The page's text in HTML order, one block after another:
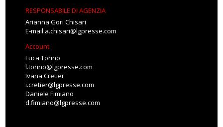
RESPONSABILE DI AGENZIA
Arianna Gori Chisari
E-mail a.chisari@lgpresse.com
Account
Luca Torino
l.torino@lgpresse.com
Ivana Cretier
i.cretier@lgpresse.com
Daniele Fimiano
d.fimiano@lgpresse.com